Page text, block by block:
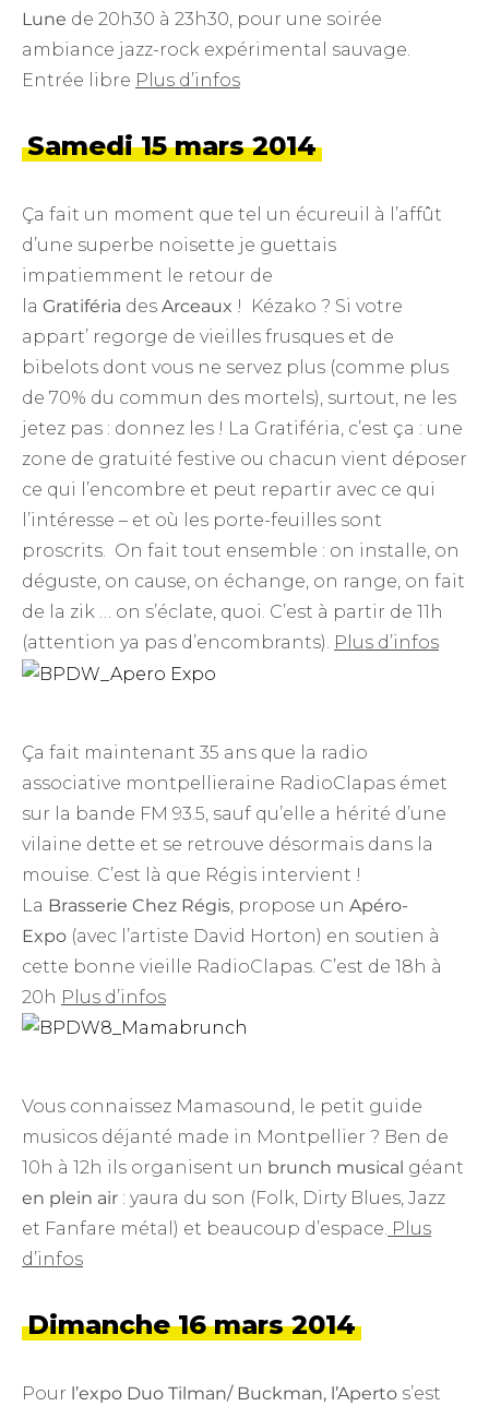
Lune de 20h30 à 23h30, pour une soirée
ambiance jazz-rock expérimental sauvage.
Entrée libre Plus d’infos
Samedi 15 mars 2014
Ça fait un moment que tel un écureuil à l’affût
d’une superbe noisette je guettais
impatiemment le retour de
la Gratiféria des Arceaux ! Kézako ? Si votre
appart’ regorge de vieilles frusques et de
bibelots dont vous ne servez plus (comme plus
de 70% du commun des mortels), surtout, ne les
jetez pas : donnez les ! La Gratiféria, c’est ça : une
zone de gratuité festive ou chacun vient déposer
ce qui l’encombre et peut repartir avec ce qui
l’intéresse – et où les porte-feuilles sont
proscrits. On fait tout ensemble : on installe, on
déguste, on cause, on échange, on range, on fait
de la zik … on s’éclate, quoi. C’est à partir de 11h
(attention ya pas d’encombrants). Plus d’infos
Ça fait maintenant 35 ans que la radio
associative montpellieraine RadioClapas émet
sur la bande FM 93.5, sauf qu’elle a hérité d’une
vilaine dette et se retrouve désormais dans la
mouise. C’est là que Régis intervient !
La Brasserie Chez Régis , propose un Apéro-
Expo (avec l’artiste David Horton) en soutien à
cette bonne vieille RadioClapas. C’est de 18h à
20h Plus d’infos
Vous connaissez Mamasound, le petit guide
musicos déjanté made in Montpellier ? Ben de
10h à 12h ils organisent un brunch musical géant
en plein air : yaura du son (Folk, Dirty Blues, Jazz
et Fanfare métal) et beaucoup d’espace. Plus
d’infos
Dimanche 16 mars 2014
Pour l’expo Duo Tilman/ Buckman, l’Aperto s’est